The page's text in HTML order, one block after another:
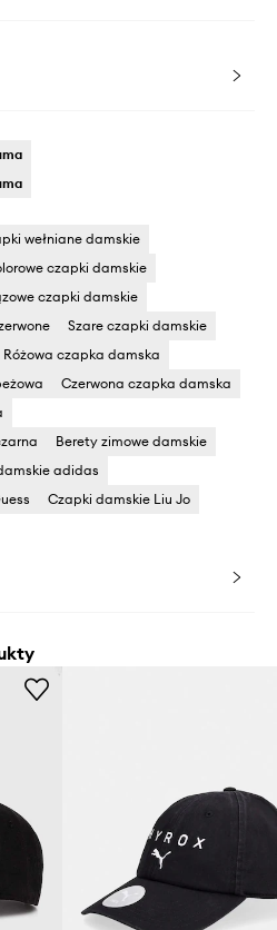
wełniane damskie
czapki damskie
czapki damskie
Szare czapki damskie
Różowa czapka damska
Czerwona czapka damska
Berety zimowe damskie
adidas
Czapki damskie Liu Jo